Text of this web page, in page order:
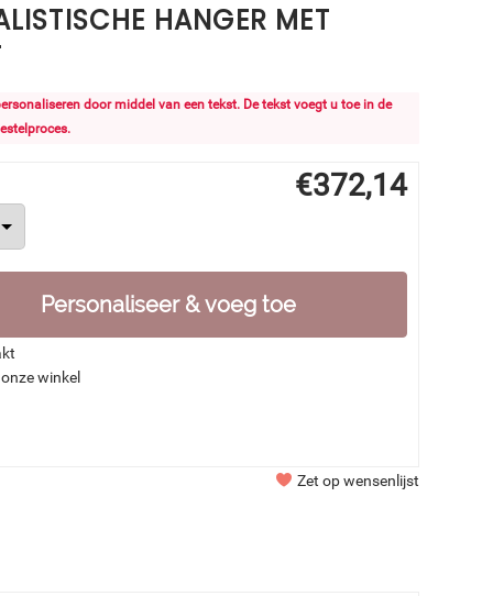
HANGER MET
door middel van een tekst. De tekst voegt u toe in de
€372,14
Personaliseer & voeg toe
winkel
Zet op wensenlijst